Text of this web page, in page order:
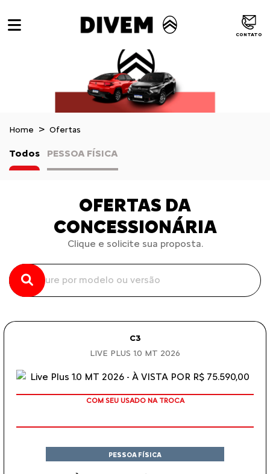
CONTATO
Home Ofertas
Todos PESSOA FÍSICA
OFERTAS DA
CONCESSIONÁRIA
Clique e solicite sua proposta.
C3
LIVE PLUS 1.0 MT 2026
COM SEU USADO NA TROCA
PESSOA FÍSICA